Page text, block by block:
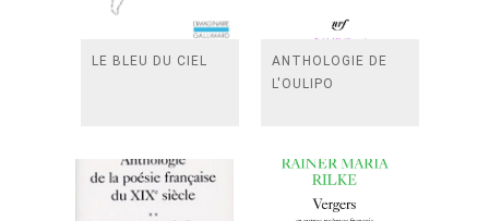
LE BLEU DU CIEL
ANTHOLOGIE DE
L'OULIPO